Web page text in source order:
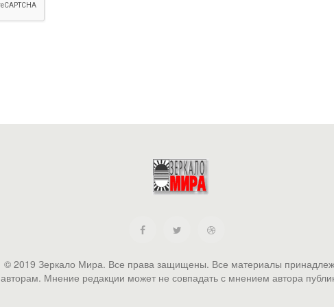
© 2019 Зеркало Мира. Все права защищены. Все материалы
авторам. Мнение редакции может не совпадать с мнением автора